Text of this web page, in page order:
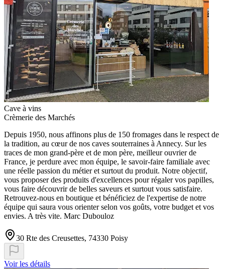
Cave à vins
Crèmerie des Marchés
Depuis 1950, nous affinons plus de 150 fromages dans le respect de
la tradition, au cœur de nos caves souterraines à Annecy. Sur les
traces de mon grand-père et de mon père, meilleur ouvrier de
France, je perdure avec mon équipe, le savoir-faire familiale avec
une réelle passion du métier et surtout du produit. Notre objectif,
vous proposer des produits d'excellences pour régaler vos papilles,
vous faire découvrir de belles saveurs et surtout vous satisfaire.
Retrouvez-nous en boutique et bénéficiez de l'expertise de notre
équipe qui saura vous orienter selon vos goûts, votre budget et vos
envies. A très vite. Marc Dubouloz
30 Rte des Creusettes, 74330 Poisy
Voir les détails